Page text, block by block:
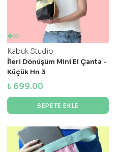
Kabuk Studio
İleri Dönüşüm Mini El Çanta -
Küçük Hn 3
₺ 699.00
SEPETE EKLE